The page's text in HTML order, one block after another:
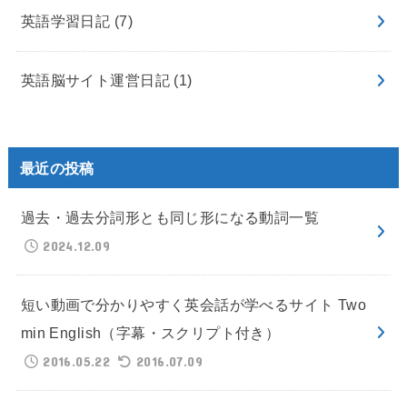
英語学習日記 (7)
英語脳サイト運営日記 (1)
最近の投稿
過去・過去分詞形とも同じ形になる動詞一覧
2024.12.09
短い動画で分かりやすく英会話が学べるサイト Two
min English（字幕・スクリプト付き）
2016.05.22
2016.07.09